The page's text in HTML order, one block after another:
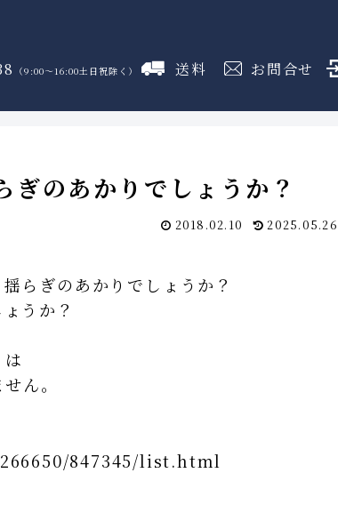
（9:00～16:00土日祝除く） 送料 お問合せ
のフロア のフロア のフロア
のあかりでしょうか？
2018.02.10 2025.05.26
らぎのあかりでしょうか？
うか？
ん。
847345/list.html